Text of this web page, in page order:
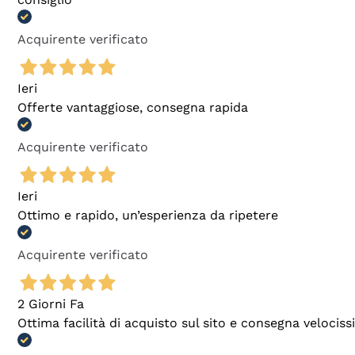
Acquirente verificato
Ieri
Offerte vantaggiose, consegna rapida
Acquirente verificato
Ieri
Ottimo e rapido, un’esperienza da ripetere
Acquirente verificato
2 Giorni Fa
Ottima facilità di acquisto sul sito e consegna